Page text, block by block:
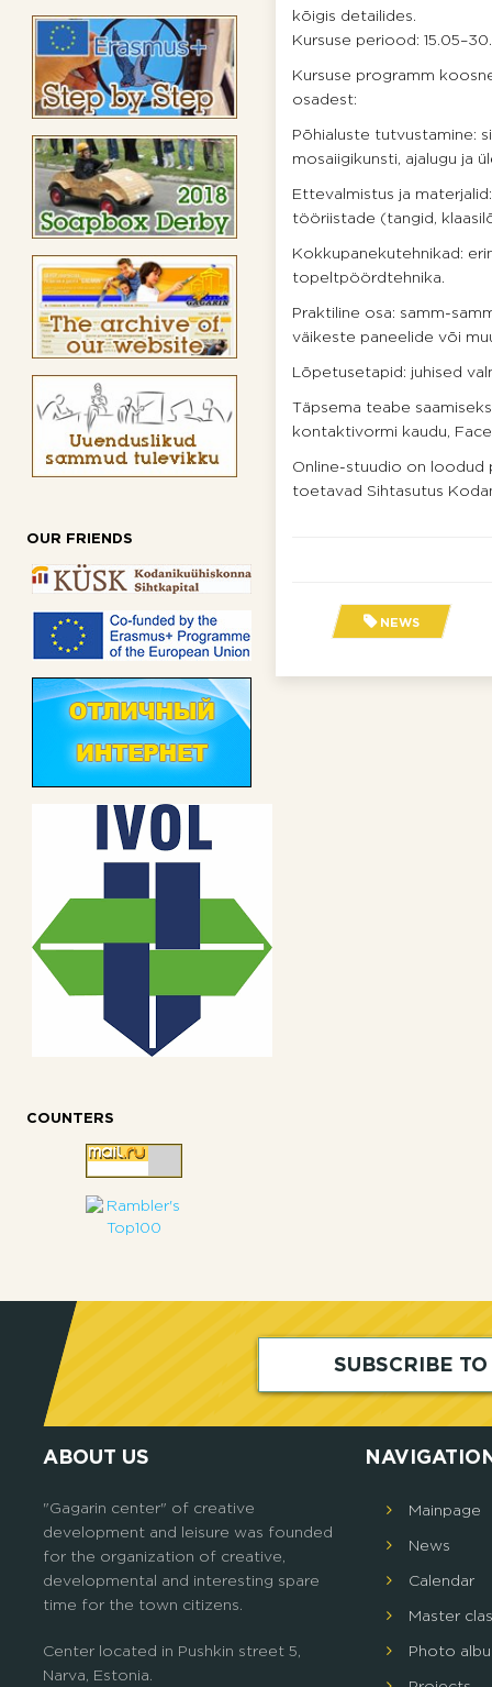
OUR FRIENDS
COUNTERS
kõigis detailides.
Kursuse periood:
Kursuse programm
osadest:
Põhialuste tutvustamine:
mosaiigikunsti, ajalugu ja
Ettevalmistus ja
tööriistade (tangid,
Kokkupanekutehnikad:
topeltpöördtehnika.
Praktiline osa: samm-
väikeste paneelide või
Lõpetusetapid: juhised
Täpsema teabe
kontaktivormi kaudu,
Online-stuudio on loodud
toetavad Sihtasutus
NEWS
SUBSCRIBE
ABOUT US
"Gagarin center" of creative
development and leisure was founded
for the organization of creative,
developmental and interesting spare
time for the town citizens.
Center located in Pushkin street 5,
Narva, Estonia.
Mainpage
News
Calendar
Master
Photo